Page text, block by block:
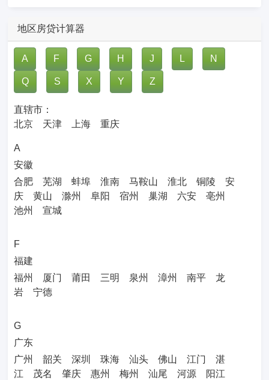
地区房贷计算器
A F G H J L N
Q S X Y Z
直辖市：
北京
天津 上海 重庆
A
安徽
合肥
芜湖 蚌埠 淮南 马鞍山 淮北 铜陵
安
庆
黄山 滁州 阜阳 宿州 巢湖 六安
亳州
池州
宣城
F
福建
福州
厦门 莆田 三明 泉州 漳州 南平
龙
岩
宁德
G
广东
广州
韶关 深圳 珠海 汕头 佛山 江门
湛
江
茂名 肇庆 惠州 梅州 汕尾 河源
阳江